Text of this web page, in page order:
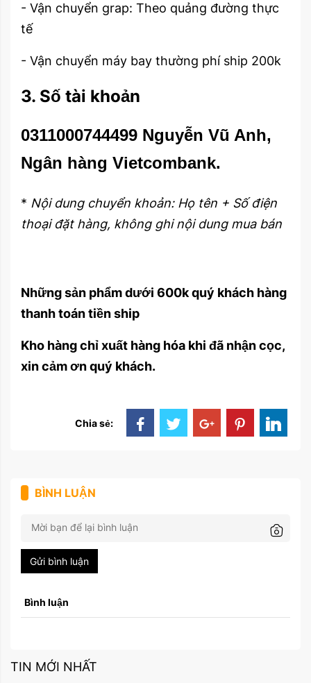
- Vận chuyển grap: Theo quảng đường thực
tế
- Vận chuyển máy bay thường phí ship 200k
3. Số tài khoản
0311000744499 Nguyễn Vũ Anh,
Ngân hàng Vietcombank.
* Nội dung chuyển khoản: Họ tên + Số điện
thoại đặt hàng, không ghi nội dung mua bán
Những sản phẩm dưới 600k quý khách hàng
thanh toán tiền ship
Kho hàng chỉ xuất hàng hóa khi đã nhận cọc,
xin cảm ơn quý khách.
Chia sẻ:
BÌNH LUẬN
Gửi bình luận
Bình luận
TIN MỚI NHẤT